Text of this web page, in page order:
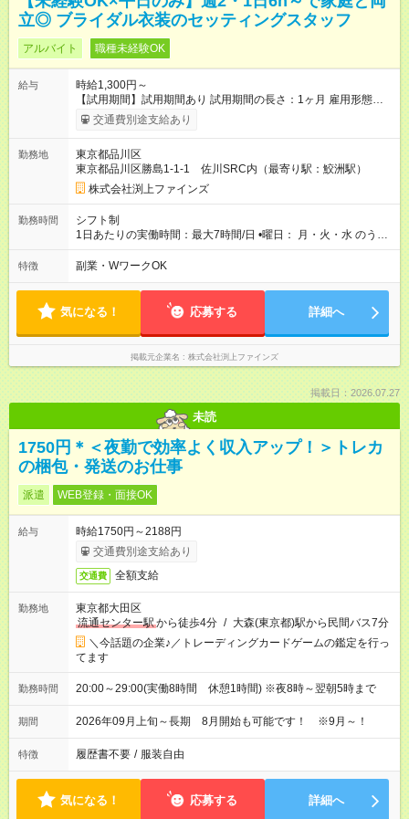
立◎ ブライダル衣装のセッティングスタッフ
アルバイト 職種未経験OK
給与
時給1,300円～
【試用期間】試用期間あり 試用期間の長さ：1ヶ月 雇用形態、
給与は本採用時と同じです。
交通費別途支給あり
勤務地
東京都品川区
東京都品川区勝島1-1-1 佐川SRC内（最寄り駅：鮫洲駅）
株式会社渕上ファインズ
勤務時間
シフト制
1日あたりの実働時間：最大7時間/日 •曜日： 月・火・水 のうち
週2日以上（その他曜日はお休みです） •時間： 10:00～
18:00（実働6時間~、休憩1h） 例) 10:00～16:00（休憩1h ※6h
児の都合にあわせて、シフトの相談もしやすい環境です。
特徴 副業・WワークOK
気になる！ 応募する 詳細へ
掲載元企業名 株式会社渕上ファインズ
掲載日：2026.07.27
未読
1750円＊＜夜勤で効率よく収入アップ！＞トレカ
の梱包・発送のお仕事
派遣 WEB登録・面接OK
給与
時給1750円～2188円
交通費別途支給あり
交通費 全額支給
勤務地
東京都大田区
流通センター駅から徒歩4分 / 大森(東京都)駅から民間バス7分
＼今話題の企業♪／トレーディングカードゲームの鑑定を行っ
てます
勤務時間 20:00～29:00(実働8時間 休憩1時間) ※夜8時～翌朝5時まで
期間 2026年09月上旬～長期 8月開始も可能です！ ※9月～！
特徴 履歴書不要 / 服装自由
気になる！ 応募する 詳細へ